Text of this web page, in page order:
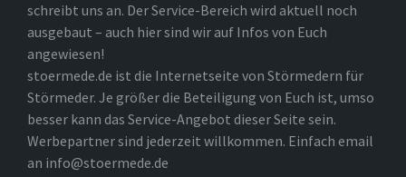
schreibt uns an. Der Service-Bereich wird aktuell noch
ausgebaut – auch hier sind wir auf Infos von Euch
angewiesen!
stoermede.de ist die Internetseite von Störmedern für
Störmeder. Je größer die Beteiligung von Euch ist, umso
besser kann das Service-Angebot dieser Seite sein.
Werbepartner sind jederzeit willkommen. Einfach email
an info@stoermede.de